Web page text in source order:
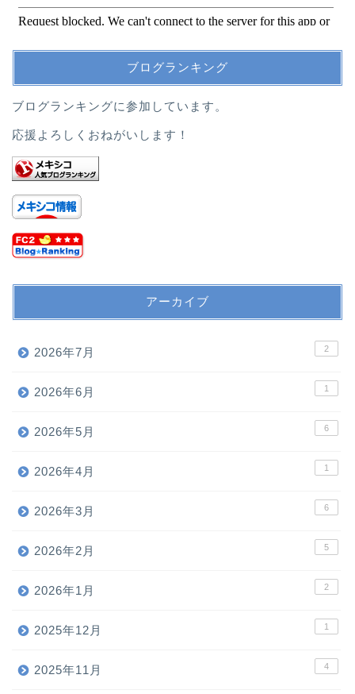
ブログランキング
ブログランキングに参加しています。
応援よろしくおねがいします！
アーカイブ
2026年7月 2
2026年6月 1
2026年5月 6
2026年4月 1
2026年3月 6
2026年2月 5
2026年1月 2
2025年12月 1
2025年11月 4